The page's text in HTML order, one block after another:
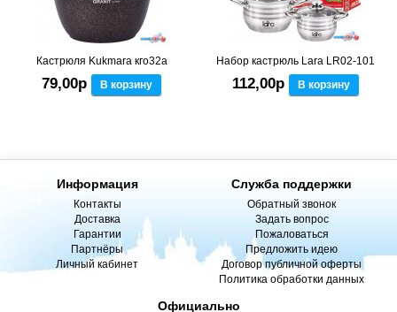
Кастрюля Kukmara кго32а
79,00р В корзину
Набор кастрюль Lara LR02-101
112,00р В корзину
Информация
Контакты
Доставка
Гарантии
Партнёры
Личный кабинет
Служба поддержки
Обратный звонок
Задать вопрос
Пожаловаться
Предложить идею
Договор публичной оферты
Политика обработки данных
Официально